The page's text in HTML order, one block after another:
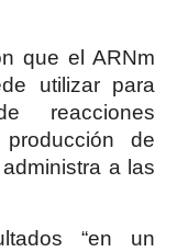
que el ARNm
utilizar para
reacciones
de
a las
“en un